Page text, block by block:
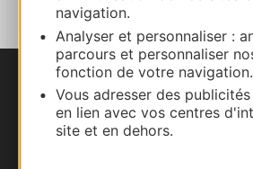
navigation.
Analyser et personnaliser :
parcours et personnaliser
fonction de votre navigation.
Vous adresser des
en lien avec vos centres
site et en dehors.
Nous contacter
Carte interactive